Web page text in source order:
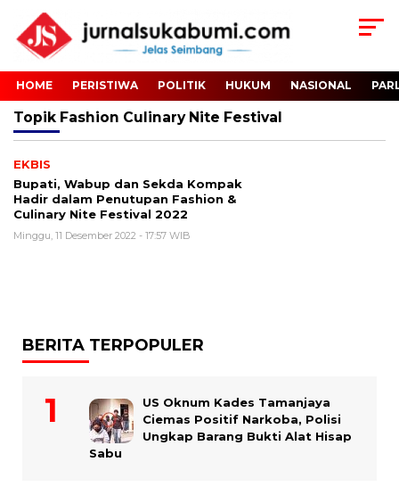
HOME PERISTIWA POLITIK HUKUM NASIONAL
Topik Fashion Culinary Nite Festival
EKBIS
Bupati, Wabup dan Sekda Kompak
Hadir dalam Penutupan Fashion &
Culinary Nite Festival 2022
Minggu, 11 Desember 2022 - 17:57 WIB
BERITA TERPOPULER
US Oknum Kades Tamanjaya
Ciemas Positif Narkoba, Polisi
Ungkap Barang Bukti Alat Hisap
Sabu